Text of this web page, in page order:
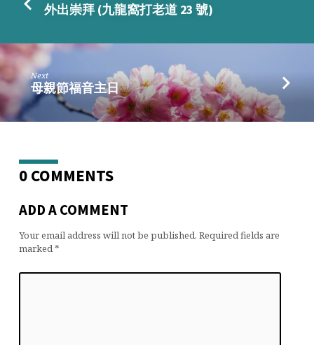
道
23
號)
外出崇拜 (九龍窩打老道 23 號)
Next
母親節福音主日
0 COMMENTS
ADD A COMMENT
Your email address will not be published. Required fields are
marked*